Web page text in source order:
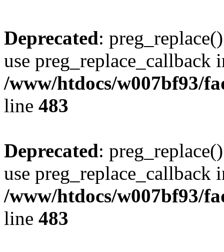
Deprecated:
use preg_replace_callback
/www/htdocs/w007bf93/
line 483
Deprecated:
use preg_replace_callback
/www/htdocs/w007bf93/
line 483